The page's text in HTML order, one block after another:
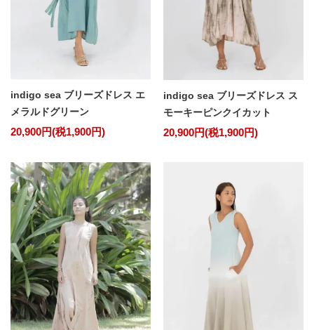
indigo sea ブリーズドレス エ
メラルドグリーン
20,900円(税1,900円)
indigo sea ブリーズドレス ス
モーキーピンクイカット
20,900円(税1,900円)